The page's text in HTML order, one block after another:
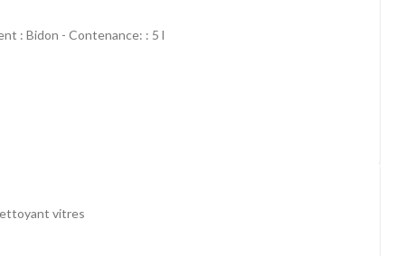
: Bidon - Contenance: : 5 l
vitres